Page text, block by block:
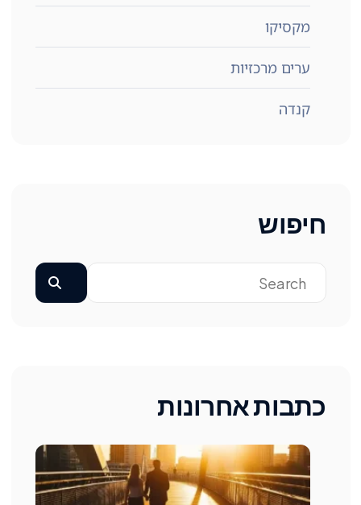
מקסיקו
ערים מרכזיות
קנדה
חיפוש
כתבות אחרונות